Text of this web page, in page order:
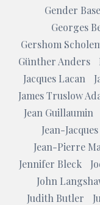
Gender
Georges
Gershom
Günther Anders
Jacques Lacan
James Truslow
Jean Guillaumin
Jean-
Jean-Pierre
Jennifer Bleck
John
Judith Butler